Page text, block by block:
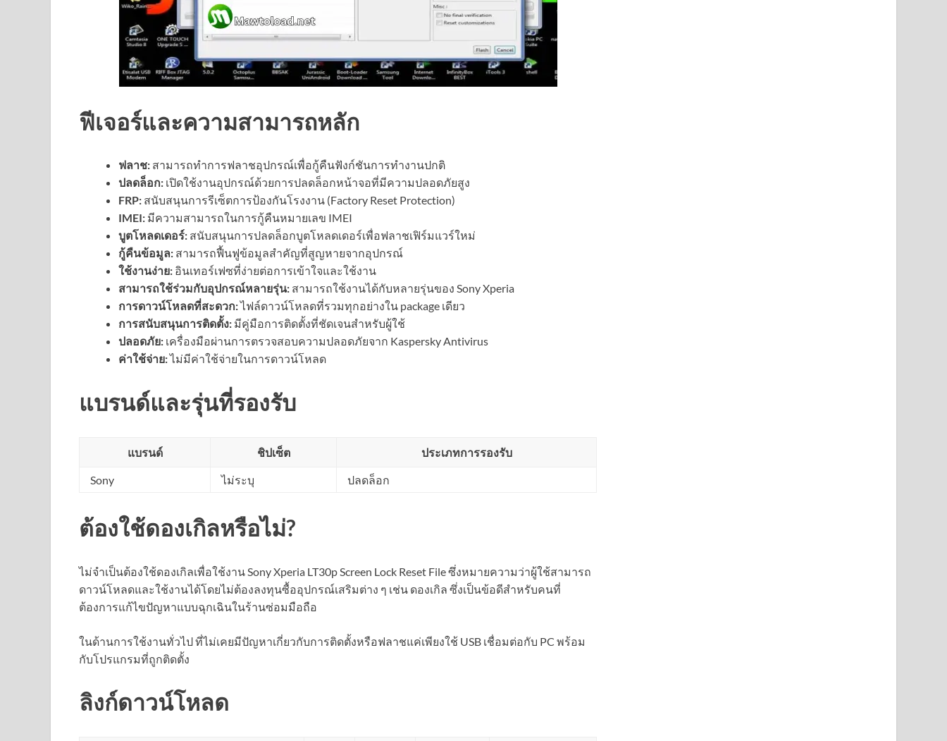
ฟีเจอร์และความสามารถหลัก
ฟลาช: สามารถทำการฟลาชอุปกรณ์เพื่อกู้คืนฟังก์ชันการทำงานปกติ
ปลดล็อก: เปิดใช้งานอุปกรณ์ด้วยการปลดล็อกหน้าจอที่มีความปลอดภัยสูง
FRP: สนับสนุนการรีเซ็ตการป้องกันโรงงาน (Factory Reset Protection)
IMEI: มีความสามารถในการกู้คืนหมายเลข IMEI
บูตโหลดเดอร์: สนับสนุนการปลดล็อกบูตโหลดเดอร์เพื่อฟลาชเฟิร์มแวร์ใหม่
กู้คืนข้อมูล: สามารถฟื้นฟูข้อมูลสำคัญที่สูญหายจากอุปกรณ์
ใช้งานง่าย: อินเทอร์เฟซที่ง่ายต่อการเข้าใจและใช้งาน
สามารถใช้ร่วมกับอุปกรณ์หลายรุ่น: สามารถใช้งานได้กับหลายรุ่นของ Sony Xperia
การดาวน์โหลดที่สะดวก:ไฟล์ดาวน์โหลดที่รวมทุกอย่างใน package เดียว
การสนับสนุนการติดตั้ง: มีคู่มือการติดตั้งที่ชัดเจนสำหรับผู้ใช้
ปลอดภัย: เครื่องมือผ่านการตรวจสอบความปลอดภัยจาก Kaspersky Antivirus
ค่าใช้จ่าย:ไม่มีค่าใช้จ่ายในการดาวน์โหลด
แบรนด์และรุ่นที่รองรับ
แบรนด์ ชิปเซ็ต ประเภทการรองรับ
Sony ไม่ระบุ ปลดล็อก
ต้องใช้ดองเกิลหรือไม่?
ไม่จำเป็นต้องใช้ดองเกิลเพื่อใช้งาน Sony Xperia LT30p Screen Lock Reset File ซึ่งหมายความว่าผู้ใช้สามารถ
ดาวน์โหลดและใช้งานได้โดยไม่ต้องลงทุนซื้ออุปกรณ์เสริมต่าง ๆ เช่น ดองเกิล ซึ่งเป็นข้อดีสำหรับคนที่
ต้องการแก้ไขปัญหาแบบฉุกเฉินในร้านซ่อมมือถือ
ในด้านการใช้งานทั่วไป ที่ไม่เคยมีปัญหาเกี่ยวกับการติดตั้งหรือฟลาชแค่เพียงใช้ USB เชื่อมต่อกับ PC พร้อม
กับโปรแกรมที่ถูกติดตั้ง
ลิงก์ดาวน์โหลด